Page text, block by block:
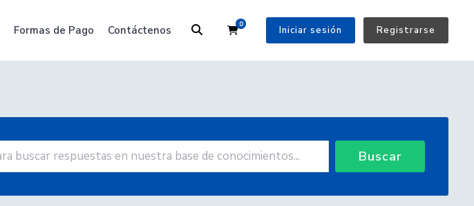
Formas de Pago Contáctenos 0
Carrito Iniciar sesión Registrarse
Buscar